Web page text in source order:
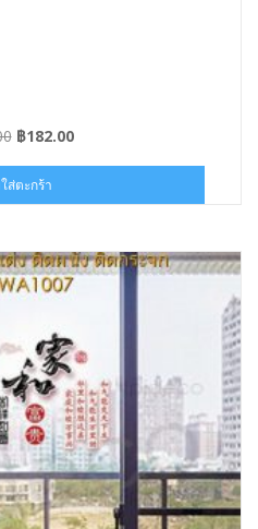
Original
was:
฿390.00.
฿182.00Current
฿182.00.
ส่ตะกร้า